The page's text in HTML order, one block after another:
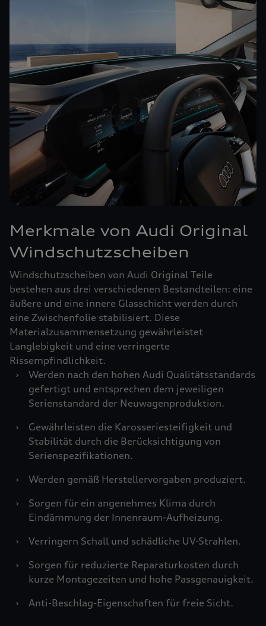
Merkmale von Audi Original
Windschutzscheiben
Windschutzscheiben von Audi Original Teile
bestehen aus drei verschiedenen Bestandteilen: eine
äußere und eine innere Glasschicht werden durch
eine Zwischenfolie stabilisiert. Diese
Materialzusammensetzung gewährleistet
Langlebigkeit und eine verringerte
Rissempfindlichkeit.
›
Werden nach den hohen Audi Qualitätsstandards
gefertigt und entsprechen dem jeweiligen
Serienstandard der Neuwagenproduktion.
›
Gewährleisten die Karosseriesteifigkeit und
Stabilität durch die Berücksichtigung von
Serienspezifikationen.
›
Werden gemäß Herstellervorgaben produziert.
›
Sorgen für ein angenehmes Klima durch
Eindämmung der Innenraum-Aufheizung.
›
Verringern Schall und schädliche UV-Strahlen.
›
Sorgen für reduzierte Reparaturkosten durch
kurze Montagezeiten und hohe Passgenauigkeit.
›
Anti-Beschlag-Eigenschaften für freie Sicht.